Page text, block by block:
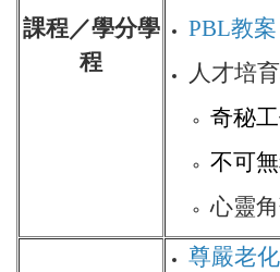
課程／學分學
程
PBL教案
人才培
奇秘
不可
心靈
尊嚴老